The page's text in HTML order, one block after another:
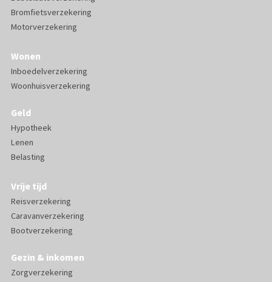
Bromfietsverzekering
Motorverzekering
Wonen
Inboedelverzekering
Woonhuisverzekering
Geld
Hypotheek
Lenen
Belasting
Vrije tijd
Reisverzekering
Caravanverzekering
Bootverzekering
Gezin & inkomen
Zorgverzekering